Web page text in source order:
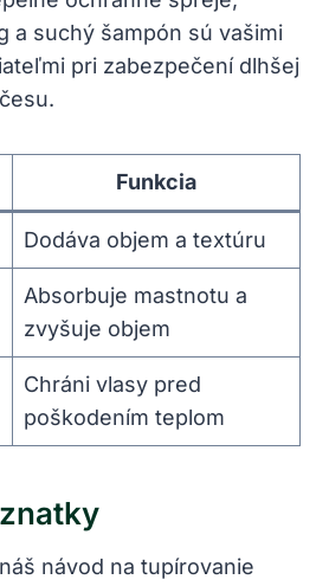
a suchý šampón sú vašimi
pri zabezpečení dlhšej
Funkcia
Dodáva objem a textúru
Absorbuje mastnotu a
zvyšuje objem
Chráni vlasy pred
poškodením teplom
návod na tupírovanie